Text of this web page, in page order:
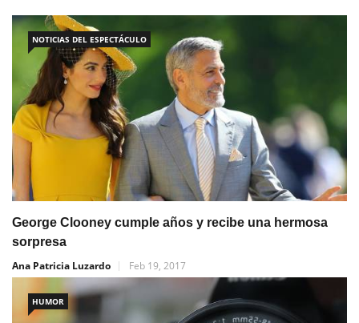
NOTICIAS DEL ESPECTÁCULO
George Clooney cumple años y recibe una hermosa
sorpresa
Ana Patricia Luzardo
Feb 19, 2017
HUMOR